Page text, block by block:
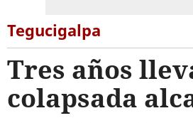
Tegucigalpa
Tres años
colapsada